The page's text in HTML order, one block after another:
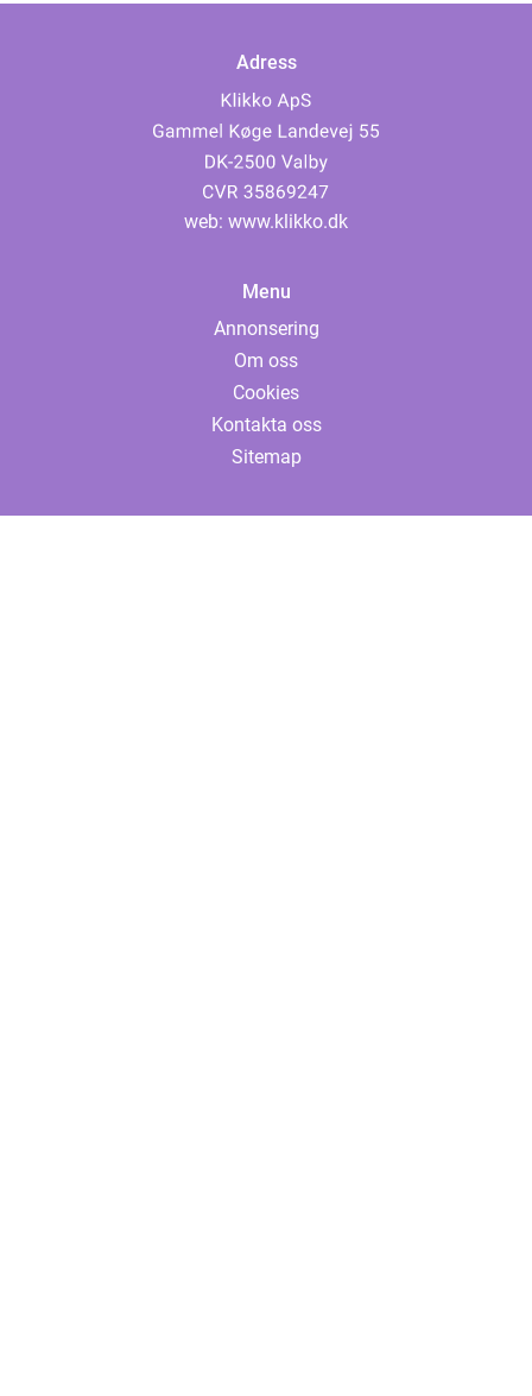
Adress
web: www.klikko.dk
Menu
Annonsering
Om oss
Cookies
Kontakta oss
Sitemap